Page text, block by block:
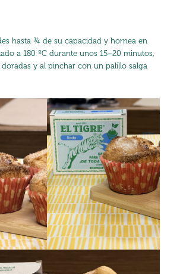
hasta ¾ de su capacidad y hornea en
a 180 ºC durante unos 15–20 minutos,
doradas y al pinchar con un palillo salga